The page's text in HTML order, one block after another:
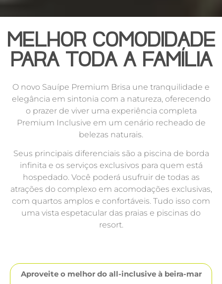
MELHOR COMODIDADE
PARA TODA A FAMÍLIA
O novo Sauípe Premium Brisa une tranquilidade e
elegância em sintonia com a natureza, oferecendo
o prazer de viver uma experiência completa
Premium Inclusive em um cenário recheado de
belezas naturais.
Seus principais diferenciais são a piscina de borda
infinita e os serviços exclusivos para quem está
hospedado. Você poderá usufruir de todas as
atrações do complexo em acomodações exclusivas,
com quartos amplos e confortáveis. Tudo isso com
uma vista espetacular das praias e piscinas do
resort.
Aproveite o melhor do all-inclusive à beira-mar